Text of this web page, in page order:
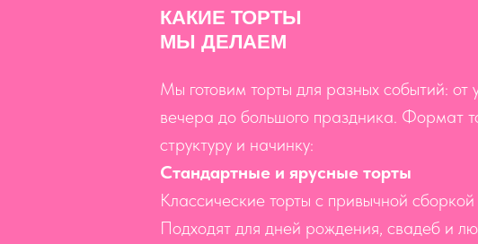
КАКИЕ ТОРТЫ
МЫ ДЕЛАЕМ
Мы готовим торты для разных событий: от
вечера до большого праздника. Формат
структуру и начинку:
Стандартные и ярусные торты
Классические торты с привычной
Подходят для дней рождения, свадеб и